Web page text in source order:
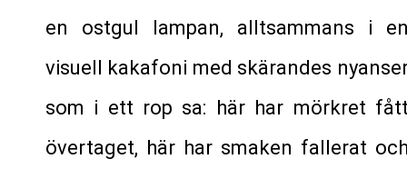
en ostgul lampan, alltsammans i
visuell kakafoni med skärandes
som i ett rop sa: här har mörkret
övertaget, här har smaken fallerat